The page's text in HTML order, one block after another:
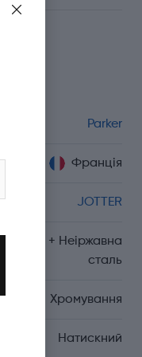
Parker
Франція
JOTTER
Пластик + Неіржавна
сталь
Хромування
Натискний